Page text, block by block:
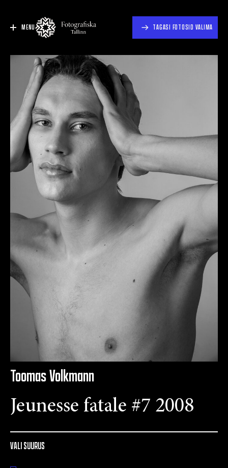
MENU TAGASI FOTOSID VALIMA
Toomas Volkmann
Jeunesse fatale #7 2008
VALI SUURUS